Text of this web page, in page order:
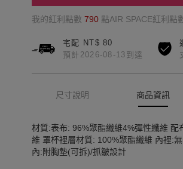
我的紅利點數 790 點AIR SPACE紅利點
宅配 NT$ 80
預計2026-08-13到達
尺寸說明 商品資訊
材質:表布: 96%聚酯纖維4%彈性纖維 配
維 罩杯裡層材質: 100%聚酯纖維 內裡:
內:附胸墊(可拆)/抓皺設計